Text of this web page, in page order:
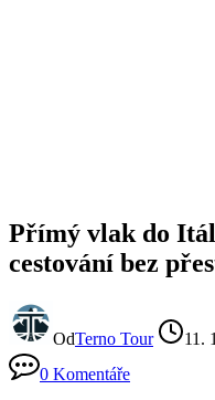
Přímý vlak do
cestování bez
OdTerno Tour
11.
0 Komentáře